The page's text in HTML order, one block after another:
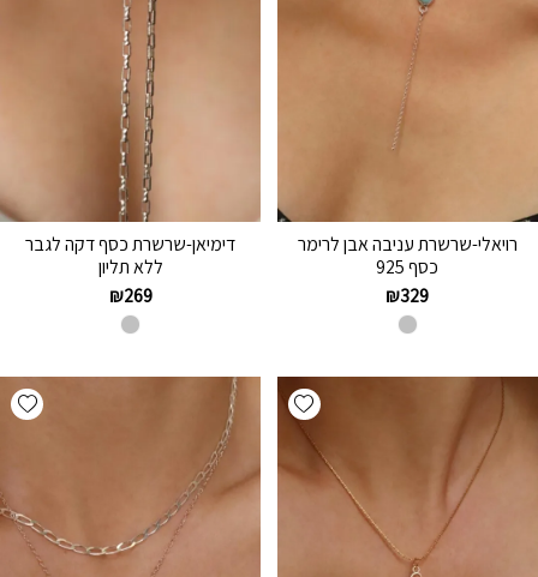
רויאלי-שרשרת עניבה אבן לרימר
כסף 925
₪329
דימיאן-שרשרת כסף דקה לגבר
ללא תליון
₪269
Add wishlist